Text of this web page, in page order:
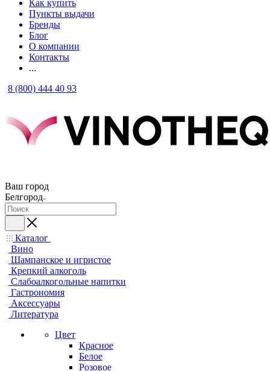
Как купить
Пункты выдачи
Бренды
Блог
О компании
Контакты
...
8 (800) 444 40 93
Ваш город
Белгород
Каталог
Вино
Шампанское и игристое
Крепкий алкоголь
Слабоалкогольные напитки
Гастрономия
Аксессуары
Литература
Цвет
Красное
Белое
Розовое